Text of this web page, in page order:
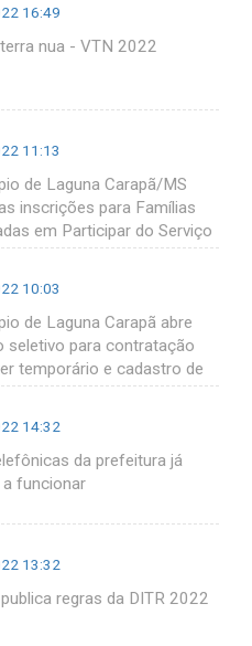
16:49
nua - VTN 2022
11:13
de Laguna Carapã/MS
inscrições para Famílias
em Participar do Serviço
10:03
de Laguna Carapã abre
seletivo para contratação
temporário e cadastro de
14:32
da prefeitura já
funcionar
13:32
regras da DITR 2022